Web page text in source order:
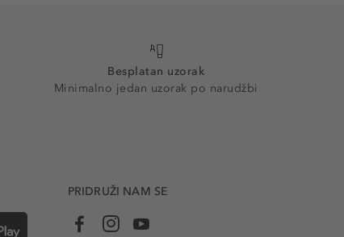
Besplatan uzorak
Minimalno jedan uzorak po narudžbi
PRIDRUŽI NAM SE